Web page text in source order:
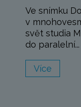
Ve snímku
v
svět studia
do paralelní...
Více